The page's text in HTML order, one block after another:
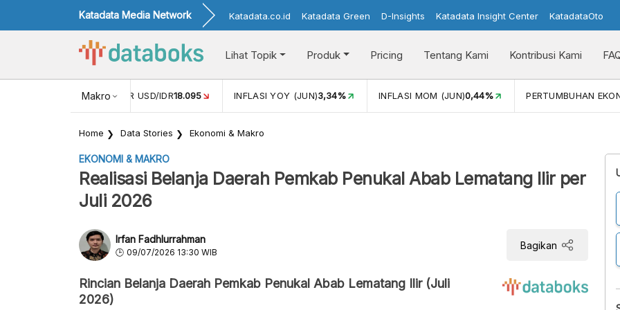
Katadata Media Network Katadata.co.id Katadata Green D-Insights Katadata Insight Center KatadataOto
Lihat Topik Produk Pricing Tentang Kami Kontribusi Kami
Makro
NILAI TUKAR USD/IDR18.095 INFLASI YOY (JUN)3,34% INFLASI MOM (JUN)0,44% PERTUMBUHAN
Home Data Stories Ekonomi & Makro
EKONOMI & MAKRO
Realisasi Belanja Daerah Pemkab Penukal Abab Lematang Ilir per
Juli 2026
Irfan Fadhlurrahman
09/07/2026 13:30 WIB
Bagikan
Rincian Belanja Daerah Pemkab Penukal Abab Lematang Ilir (Juli
2026)